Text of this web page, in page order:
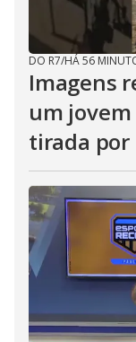
DO R7/HÁ 56
Imagens
um jovem
tirada por